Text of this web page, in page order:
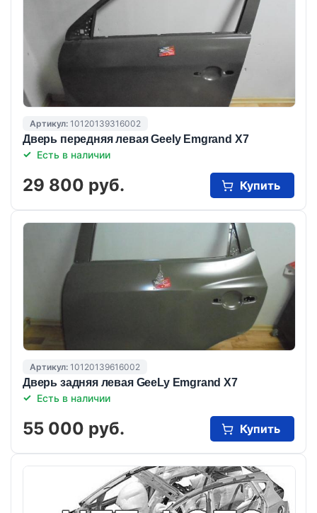
Артикул: 10120139316002
Дверь передняя левая Geely Emgrand X7
Есть в наличии
29 800 руб. Купить
Артикул: 10120139616002
Дверь задняя левая GeeLy Emgrand X7
Есть в наличии
55 000 руб. Купить